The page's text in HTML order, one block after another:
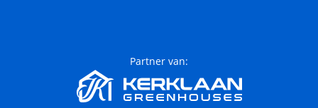
Partner van: